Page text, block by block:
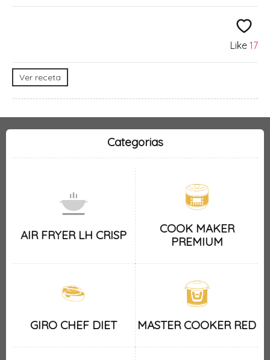
Like 17
Ver receta
Categorias
AIR FRYER LH CRISP
COOK MAKER
PREMIUM
GIRO CHEF DIET MASTER COOKER RED